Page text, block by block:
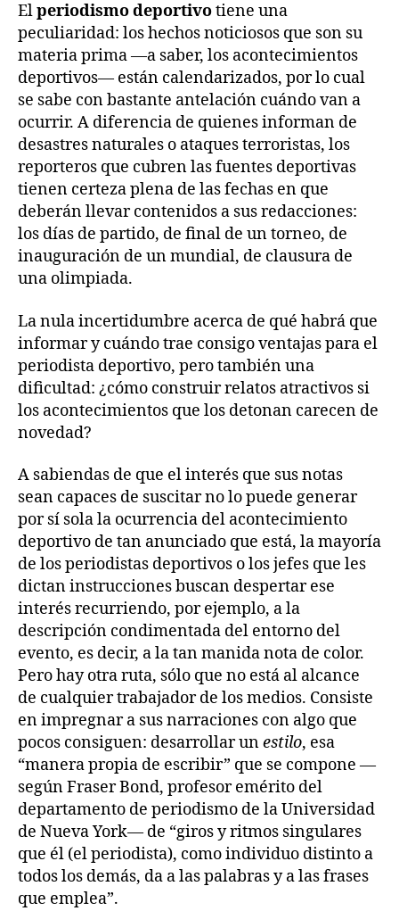
Elperiodismo deportivotiene una
peculiaridad: los hechos noticiosos que son su
materia prima —a saber, los acontecimientos
deportivos— están calendarizados, por lo cual
se sabe con bastante antelación cuándo van a
ocurrir. A diferencia de quienes informan de
desastres naturales o ataques terroristas, los
reporteros que cubren las fuentes deportivas
tienen certeza plena de las fechas en que
deberán llevar contenidos a sus redacciones:
los días de partido, de final de un torneo, de
inauguración de un mundial, de clausura de
una olimpiada.
La nula incertidumbre acerca de qué habrá que
informar y cuándo trae consigo ventajas para el
periodista deportivo, pero también una
dificultad: ¿cómo construir relatos atractivos si
los acontecimientos que los detonan carecen de
novedad?
A sabiendas de que el interés que sus notas
sean capaces de suscitar no lo puede generar
por sí sola la ocurrencia del acontecimiento
deportivo de tan anunciado que está, la mayoría
de los periodistas deportivos o los jefes que les
dictan instrucciones buscan despertar ese
interés recurriendo, por ejemplo, a la
descripción condimentada del entorno del
evento, es decir, a la tan manida nota de color.
Pero hay otra ruta, sólo que no está al alcance
de cualquier trabajador de los medios. Consiste
en impregnar a sus narraciones con algo que
pocos consiguen: desarrollar unestilo, esa
“manera propia de escribir” que se compone —
según Fraser Bond, profesor emérito del
departamento de periodismo de la Universidad
de Nueva York— de “giros y ritmos singulares
que él (el periodista), como individuo distinto a
todos los demás, da a las palabras y a las frases
que emplea”.